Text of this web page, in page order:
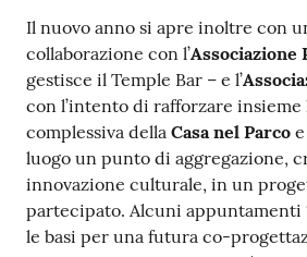
Seguici
su
Il nuovo anno si apre inoltre con
collaborazione con l’Associazione
gestisce il Temple Bar – e l’
con l’intento di rafforzare insieme
complessiva della Casa nel Parco
luogo un punto di aggregazione,
innovazione culturale, in un
partecipato. Alcuni appuntamenti
le basi per una futura co-